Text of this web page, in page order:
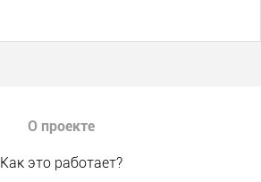
О проекте
Как это работает?